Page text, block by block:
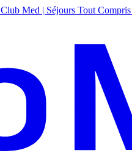
Club Med | Séjours Tout